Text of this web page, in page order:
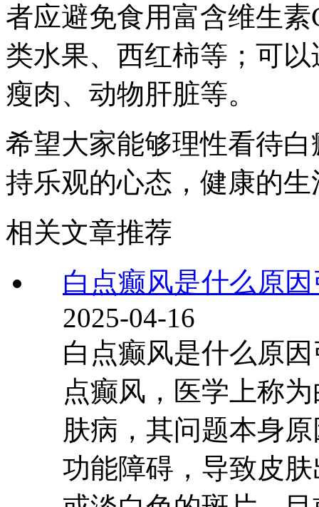
者应避免食用富含维生
类水果、西红柿等；可
瘦肉、动物肝脏等。
希望大家能够理性看待
持乐观的心态，健康的生
相关文章推荐
白点癫风是什么原
2025-04-16
白点癫风是什么原
点癫风，医学上称
肤病，其问题本身
功能障碍，导致皮